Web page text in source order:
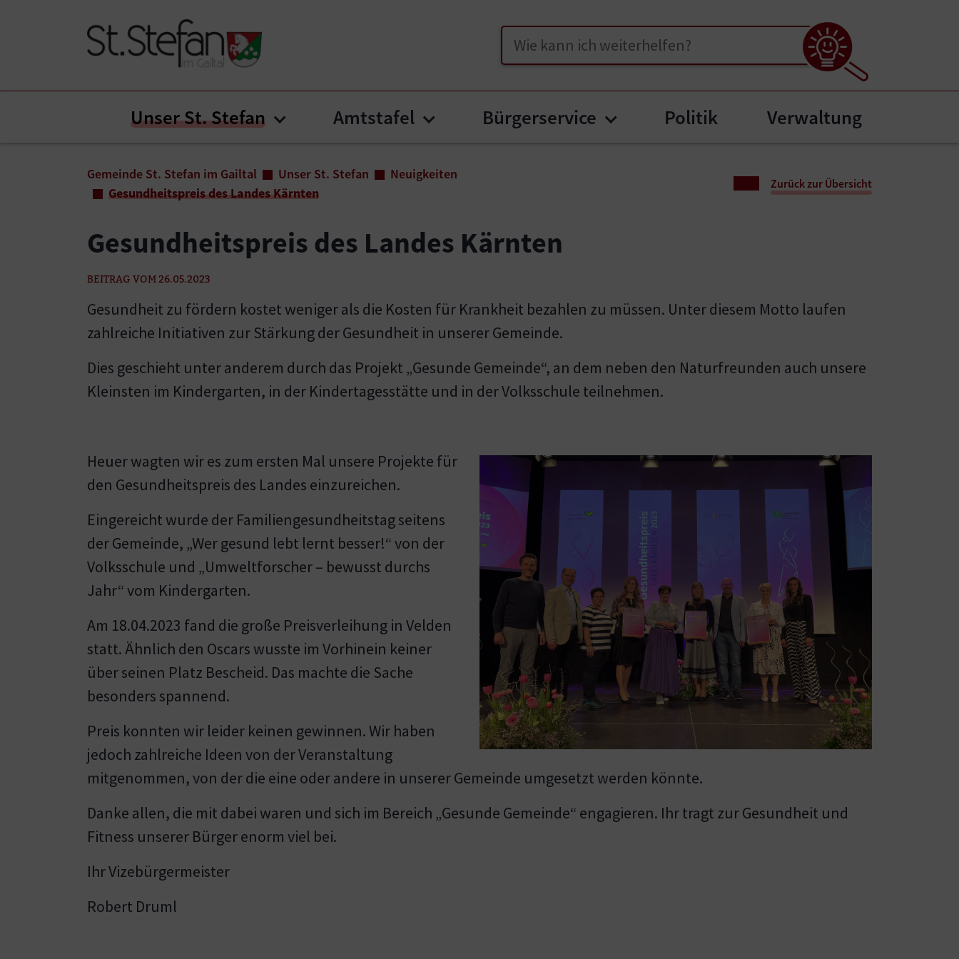
Suche
Unser St. Stefan Submenu for "Unser St. Stefan"
Amtstafel Submenu for "Amtstafel"
Bürgerservice Submenu for "Bürgerservice"
Politik Verwaltung
Gemeinde St. Stefan im Gailtal Unser St. Stefan
Neuigkeiten
Gesundheitspreis des Landes Kärnten
Zurück zur Übersicht
Gesundheitspreis des Landes Kärnten
BEITRAG VOM 26.05.2023
Gesundheit zu fördern kostet weniger als die Kosten für Krankheit bezahlen zu müssen. Unter diesem Motto laufen
zahlreiche Initiativen zur Stärkung der Gesundheit in unserer Gemeinde.
Dies geschieht unter anderem durch das Projekt „Gesunde Gemeinde“, an dem neben den Naturfreunden auch unsere
Kleinsten im Kindergarten, in der Kindertagesstätte und in der Volksschule teilnehmen.
Heuer wagten wir es zum ersten Mal unsere Projekte für
den Gesundheitspreis des Landes einzureichen.
Eingereicht wurde der Familiengesundheitstag seitens
der Gemeinde, „Wer gesund lebt lernt besser!“ von der
Volksschule und „Umweltforscher – bewusst durchs
Jahr“ vom Kindergarten.
Am 18.04.2023 fand die große Preisverleihung in Velden
statt. Ähnlich den Oscars wusste im Vorhinein keiner
über seinen Platz Bescheid. Das machte die Sache
besonders spannend.
Preis konnten wir leider keinen gewinnen. Wir haben
jedoch zahlreiche Ideen von der Veranstaltung
mitgenommen, von der die eine oder andere in unserer Gemeinde umgesetzt werden könnte.
Danke allen, die mit dabei waren und sich im Bereich „Gesunde Gemeinde“ engagieren. Ihr tragt zur Gesundheit und
Fitness unserer Bürger enorm viel bei.
Ihr Vizebürgermeister
Robert Druml